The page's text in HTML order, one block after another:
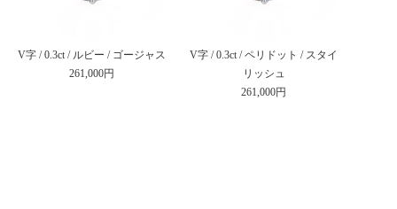
V字 / 0.3ct / ルビー / ゴージャス
261,000円
V字 / 0.3ct / ペリドット / スタイ
リッシュ
261,000円